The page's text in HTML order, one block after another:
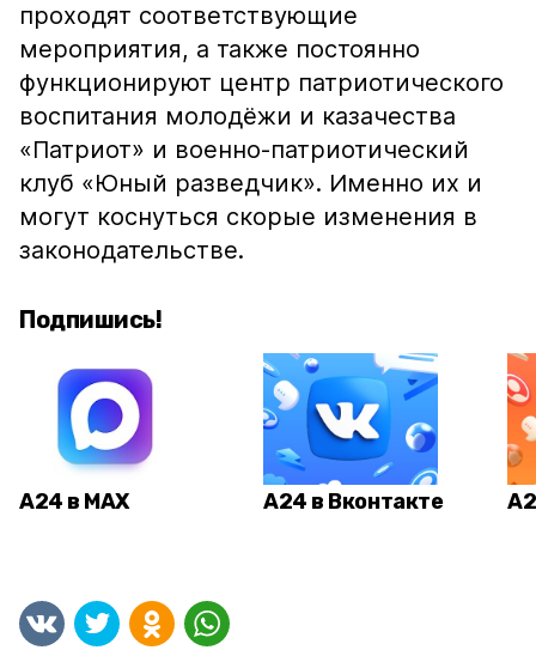
проходят соответствующие
мероприятия, а также постоянно
функционируют центр патриотического
воспитания молодёжи и казачества
«Патриот» и военно-патриотический
клуб «Юный разведчик». Именно их и
могут коснуться скорые изменения в
законодательстве.
Подпишись!
А24 в MAX А24 в Вконтакте